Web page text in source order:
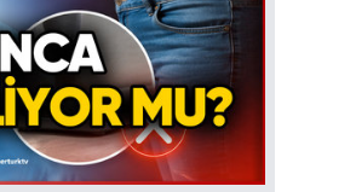
Toplam
Süre
33:24
1xOynatma
Hızı
oynatıcıEkran